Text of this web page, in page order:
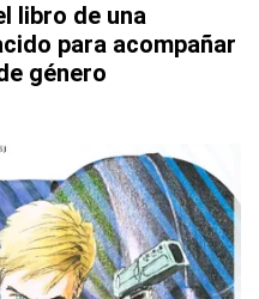
libro de una
para acompañar
género